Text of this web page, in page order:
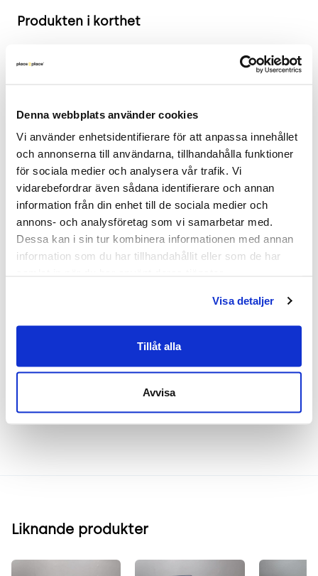
Denna webbplats använder cookies
Vi använder enhetsidentifierare för att anpassa innehållet
och annonserna till användarna, tillhandahålla funktioner
för sociala medier och analysera vår trafik. Vi
vidarebefordrar även sådana identifierare och annan
information från din enhet till de sociala medier och
annons- och analysföretag som vi samarbetar med.
Dessa kan i sin tur kombinera informationen med annan
information som du har tillhandahållit eller som de har
Visa detaljer
Tillåt alla
Avvisa
Produkten i korthet
Färg och material: Sits i mörkgrått tyg, rygg i
formpressad björkfanér, ben i silverfärg.
Sitthöjd 44 cm.
2 års garanti
Mer om Riff
Begagnad konferensstol från Kinnarps modell Riff
är designad för att passa flera
användningsområden som fikarum och matsalar
samt mötesrum och spontana samlingsytor. Dess
Inspiration & vanliga frågar
Liknande produkter